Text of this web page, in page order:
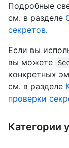
Подробные
см. в разделе
секретов.
Если вы
вы можете
конкретных
см. в разделе
проверки
Категории